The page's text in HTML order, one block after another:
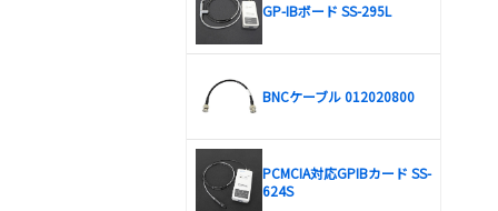
GP-IBボード SS-295L
BNCケーブル 012020800
PCMCIA対応GPIBカード SS-
624S